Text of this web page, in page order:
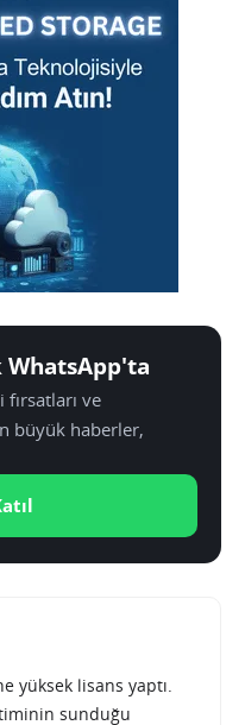
WhatsApp'ta
ve
büyük haberler,
yüksek lisans yaptı.
sunduğu